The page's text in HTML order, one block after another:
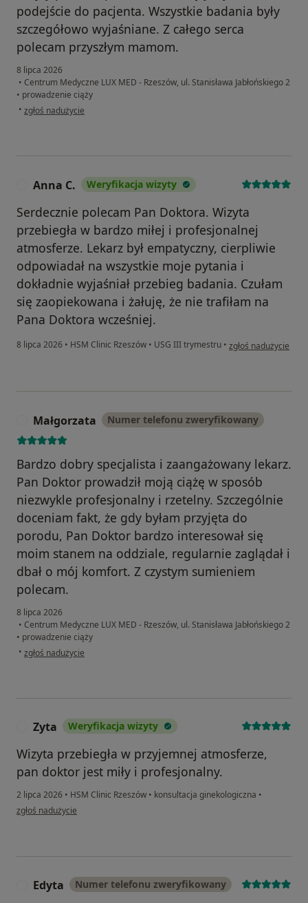
podejście do pacjenta. Wszystkie badania były
szczegółowo wyjaśniane. Z całego serca
polecam przyszłym mamom.
8 lipca 2026
• Centrum Medyczne LUX MED - Rzeszów, ul. Stanisława Jabłońskiego 2
• prowadzenie ciąży
• w opinii użytkownika Paulina K
zgłoś nadużycie
Anna C. Weryfikacja wizyty
Serdecznie polecam Pan Doktora. Wizyta
przebiegła w bardzo miłej i profesjonalnej
atmosferze. Lekarz był empatyczny, cierpliwie
odpowiadał na wszystkie moje pytania i
dokładnie wyjaśniał przebieg badania. Czułam
się zaopiekowana i żałuję, że nie trafiłam na
Pana Doktora wcześniej.
8 lipca 2026 • HSM Clinic Rzeszów • USG III trymestru • w opinii użytkownika
zgłoś nadużycie
Małgorzata Numer telefonu zweryfikowany
Bardzo dobry specjalista i zaangażowany lekarz.
Pan Doktor prowadził moją ciążę w sposób
niezwykle profesjonalny i rzetelny. Szczególnie
doceniam fakt, że gdy byłam przyjęta do
porodu, Pan Doktor bardzo interesował się
moim stanem na oddziale, regularnie zaglądał i
dbał o mój komfort. Z czystym sumieniem
polecam.
8 lipca 2026
• Centrum Medyczne LUX MED - Rzeszów, ul. Stanisława Jabłońskiego 2
• prowadzenie ciąży
• w opinii użytkownika Małgorzata
zgłoś nadużycie
Zyta Weryfikacja wizyty
Wizyta przebiegła w przyjemnej atmosferze,
pan doktor jest miły i profesjonalny.
2 lipca 2026 • HSM Clinic Rzeszów • konsultacja ginekologiczna •
w opinii użytkownika Zyta
zgłoś nadużycie
Edyta Numer telefonu zweryfikowany